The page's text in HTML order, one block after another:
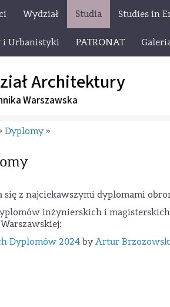
Wydział Studia Studies in
Urbanistyki PATRONAT
Architektury
Warszawska
Dyplomy »
się z najciekawszymi dyplomami
inżynierskich i
Dyplomów 2024byArtur